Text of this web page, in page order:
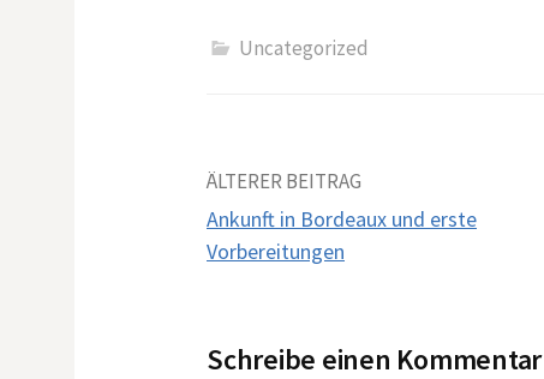
Uncategorized
Beitrags-
Navigation
ÄLTERER BEITRAG
Ankunft in Bordeaux und erste
Vorbereitungen
Schreibe einen Kommentar